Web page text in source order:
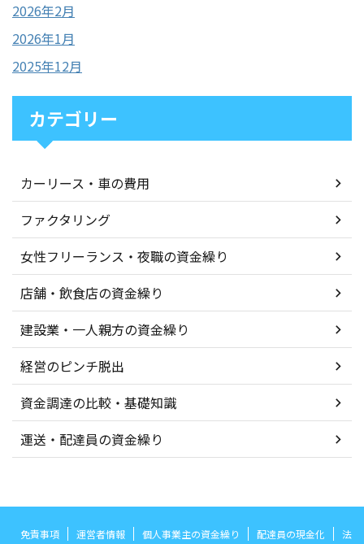
2026年2月
2026年1月
2025年12月
カテゴリー
カーリース・車の費用
ファクタリング
女性フリーランス・夜職の資金繰り
店舗・飲食店の資金繰り
建設業・一人親方の資金繰り
経営のピンチ脱出
資金調達の比較・基礎知識
運送・配達員の資金繰り
免責事項 運営者情報 個人事業主の資金繰り 配達員の現金化 法